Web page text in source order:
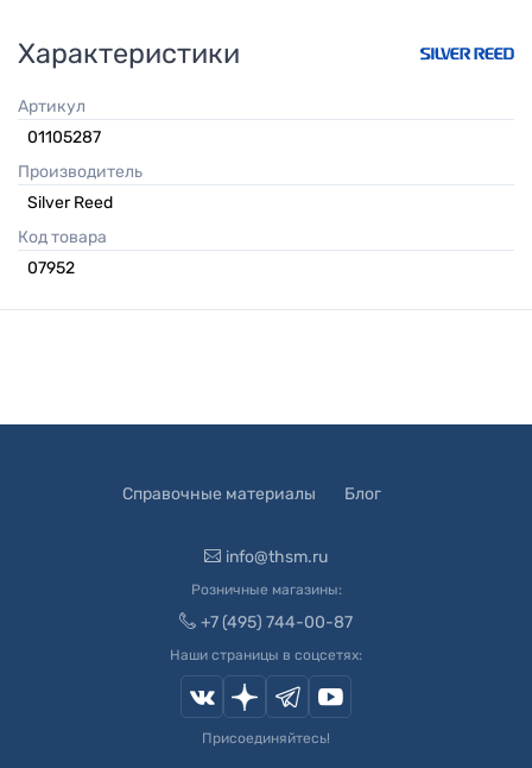
Характеристики
Артикул
01105287
Производитель
Silver Reed
Код товара
07952
Справочные материалы Блог
info@thsm.ru
Розничные магазины:
+7 (495) 744-00-87
Наши страницы в соцсетях:
Присоединяйтесь!